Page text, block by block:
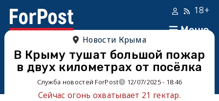
Меню
18+
Новости Крыма
В Крыму тушат большой пожар
в двух километрах от посёлка
Служба новостей ForPost 12/07/2025 - 18:46
Сейчас огонь охватывает 21 гектар.